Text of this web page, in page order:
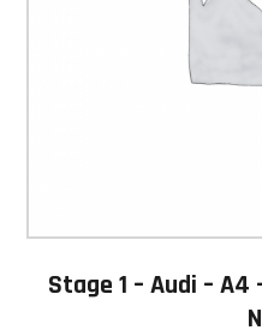
Stage 1 – Audi – A4